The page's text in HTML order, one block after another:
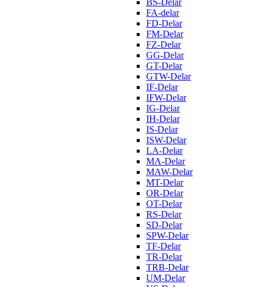
FA-delar
FD-Delar
FM-Delar
FZ-Delar
GG-Delar
GT-Delar
GTW-Delar
IF-Delar
IFW-Delar
IG-Delar
IH-Delar
IS-Delar
ISW-Delar
LA-Delar
MA-Delar
MAW-Delar
MT-Delar
OR-Delar
OT-Delar
RS-Delar
SD-Delar
SPW-Delar
TF-Delar
TR-Delar
TRB-Delar
UM-Delar